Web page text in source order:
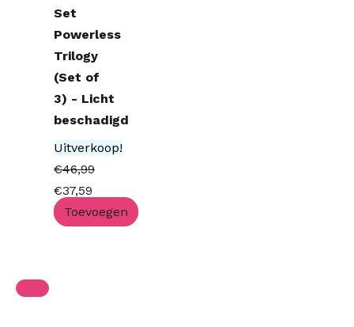
Set
Powerless
Trilogy
(Set of
3) - Licht
beschadigd
Uitverkoop!
€46,99
€37,59
Toevoegen